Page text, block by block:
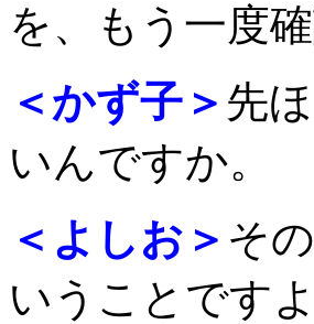
を、もう一度
＜かず子＞ 先
いんですか。
＜よしお＞ そ
いうことですよ